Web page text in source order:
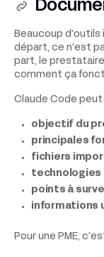
Beaucoup
départ, ce n’est
part, le
comment ça
Claude Code peut
objectif du
principales
fichiers
technologies
points à
informations
Pour une PME,